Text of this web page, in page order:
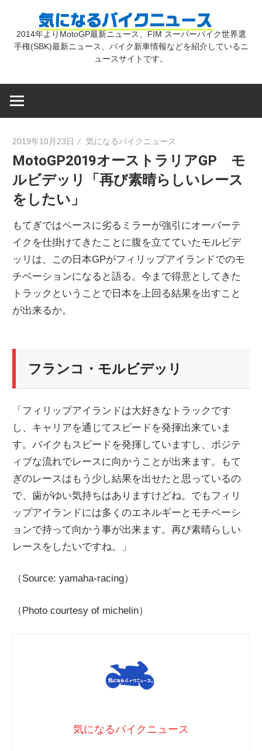
気
バ
ク
ニ
ス
2014年よりMotoGP最新ニュース、FIM スーパーバイク世界選
手権(SBK)最新ニュース、バイク新車情報などを紹介しているニ
ュースサイトです。
2019年10月23日 気になるバイクニュース
MotoGP2019オーストラリアGP モ
ルビデッリ「再び素晴らしいレース
をしたい」
もてぎではペースに劣るミラーが強引にオーバーテ
イクを仕掛けてきたことに腹を立てていたモルビデ
ッリは、この日本GPがフィリップアイランドでのモ
チベーションになると語る。今まで得意としてきた
トラックということで日本を上回る結果を出すこと
が出来るか。
フランコ・モルビデッリ
「フィリップアイランドは大好きなトラックです
し、キャリアを通じてスピードを発揮出来ていま
す。バイクもスピードを発揮していますし、ポジテ
ィブな流れでレースに向かうことが出来ます。もて
ぎのレースはもう少し結果を出せたと思っているの
で、歯がゆい気持ちはありますけどね。でもフィリ
ップアイランドには多くのエネルギーとモチベーシ
ョンで持って向かう事が出来ます。再び素晴らしい
レースをしたいですね。」
（Source: yamaha-racing）
（Photo courtesy of michelin）
気になるバイクニュース